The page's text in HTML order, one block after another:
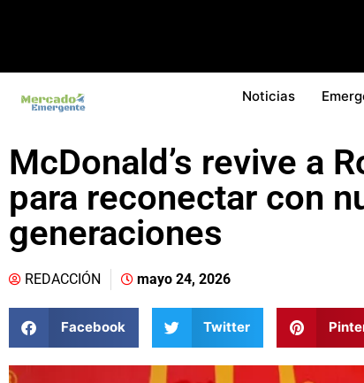
Noticias
McDonald’s revive a
para reconectar con
generaciones
REDACCIÓN mayo 24, 2026
Facebook Twitter